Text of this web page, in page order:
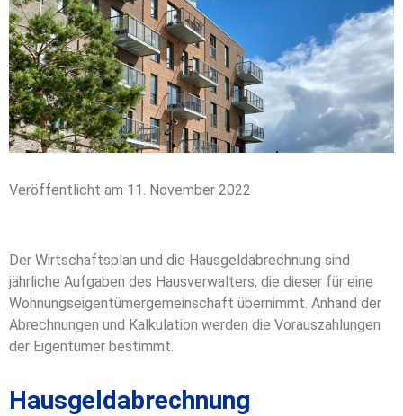
Veröffentlicht am 11. November 2022
Der Wirtschaftsplan und die Hausgeldabrechnung sind
jährliche Aufgaben des Hausverwalters, die dieser für eine
Wohnungseigentümergemeinschaft übernimmt. Anhand der
Abrechnungen und Kalkulation werden die Vorauszahlungen
der Eigentümer bestimmt.
Hausgeldabrechnung